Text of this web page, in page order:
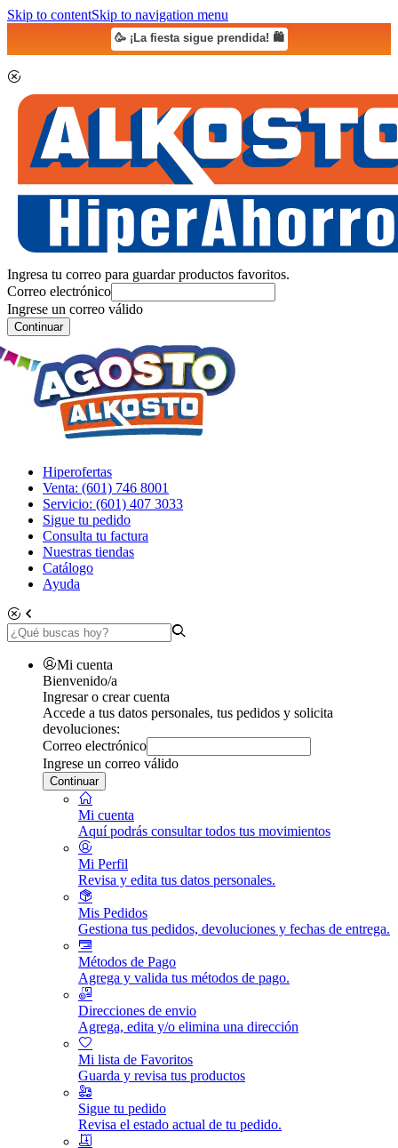
Skip to contentSkip to navigation menu
🥳 ¡La fiesta sigue prendida! 🛍️
Ingresa tu correo para guardar productos favoritos.
Correo electrónico
Ingrese un correo válido
Continuar
Hiperofertas
Venta: (601) 746 8001
Servicio: (601) 407 3033
Sigue tu pedido
Consulta tu factura
Nuestras tiendas
Catálogo
Ayuda
Mi cuenta
Bienvenido/a
Ingresar o crear cuenta
Accede a tus datos personales, tus pedidos y solicita
devoluciones:
Correo electrónico
Ingrese un correo válido
Continuar
Mi cuenta
Aquí podrás consultar todos tus movimientos
Mi Perfil
Revisa y edita tus datos personales.
Mis Pedidos
Gestiona tus pedidos, devoluciones y fechas de entrega.
Métodos de Pago
Agrega y valida tus métodos de pago.
Direcciones de envio
Agrega, edita y/o elimina una dirección
Mi lista de Favoritos
Guarda y revisa tus productos
Sigue tu pedido
Revisa el estado actual de tu pedido.